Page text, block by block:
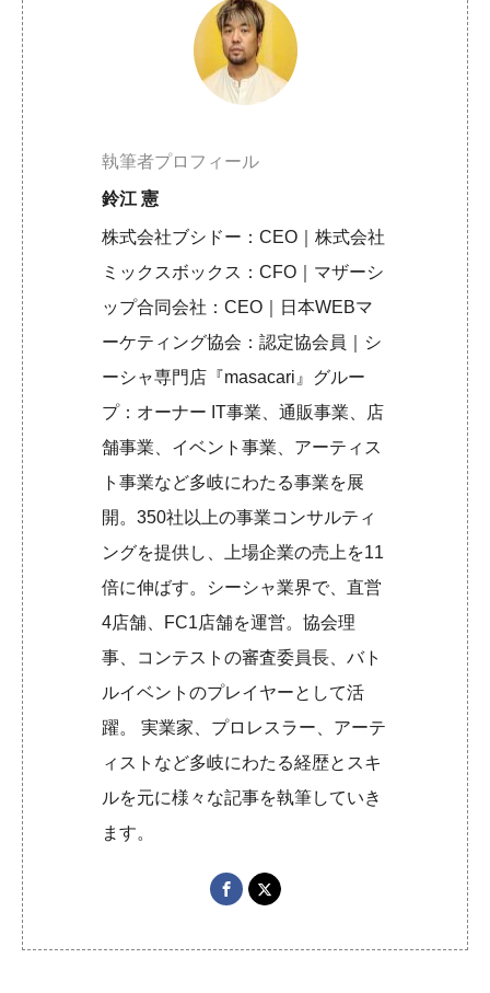
執筆者プロフィール
鈴江 憲
株式会社ブシドー：CEO｜株式会社
ミックスボックス：CFO｜マザーシ
ップ合同会社：CEO｜日本WEBマ
ーケティング協会：認定協会員｜シ
ーシャ専門店『masacari』グルー
プ：オーナー IT事業、通販事業、店
舗事業、イベント事業、アーティス
ト事業など多岐にわたる事業を展
開。350社以上の事業コンサルティ
ングを提供し、上場企業の売上を11
倍に伸ばす。シーシャ業界で、直営
4店舗、FC1店舗を運営。協会理
事、コンテストの審査委員長、バト
ルイベントのプレイヤーとして活
躍。 実業家、プロレスラー、アーテ
ィストなど多岐にわたる経歴とスキ
ルを元に様々な記事を執筆していき
ます。